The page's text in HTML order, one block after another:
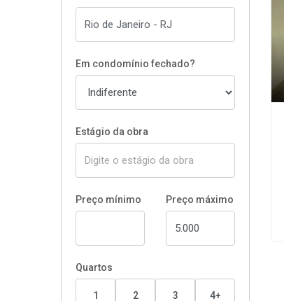
Em condomínio fechado?
Estágio da obra
Preço mínimo Preço máximo
Quartos
1 2 3 4+